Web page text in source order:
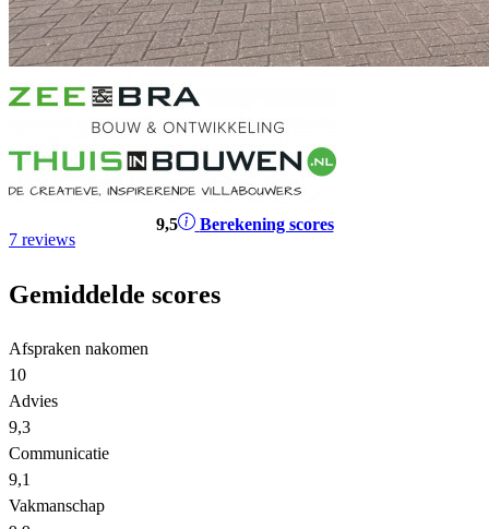
9,5
Berekening scores
7 reviews
Gemiddelde scores
Afspraken nakomen
10
Advies
9,3
Communicatie
9,1
Vakmanschap